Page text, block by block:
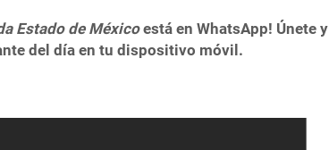
Estado de Méxicoestá en WhatsApp! Únete y
del día en tu dispositivo móvil.